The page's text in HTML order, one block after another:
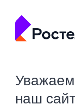
наш